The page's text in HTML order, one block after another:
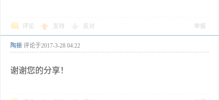
评论 支持 反对 举报
陶振 评论于2017-3-28 04:22
谢谢您的分享！